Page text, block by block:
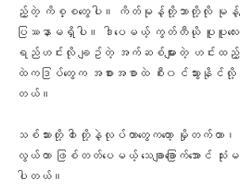
ည့်တဲ့ ကိစ္စတွေပါ။ ကိတ်မုန့်တို့ဘာတို့လို မုန့်မျိုး
ပြဿနာမရှိပါ။ ဒါပေမယ့် ကွတ်တီယို ပူပူလေ
ရည်ဟင်းလို ချဥ်တဲ့ အက်ဆစ်များတဲ့ ဟင်းထည့်
ထဲကဒြပ်တွေက အစားအစာထဲ စီး၀င်သွားနိုင်
တယ်။
သစ်သားတို့ ၀ါးတို့နဲ့လုပ်တာတွေကတော့ မှိုတက်တာ၊ ဘ
လွယ်တာ ဖြစ်တတ်ပေမယ့် သေချာခြောက်အောင်
ပါတယ်။